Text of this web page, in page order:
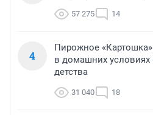
57 275 14
4
Пирожное
в домашних
детства
31 040 18